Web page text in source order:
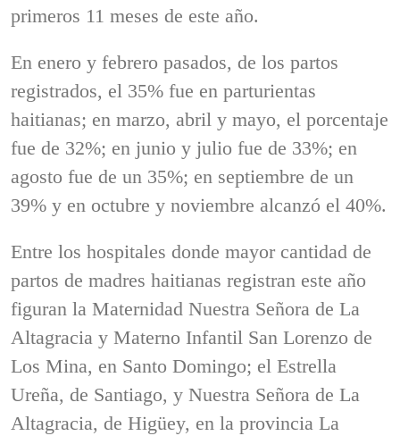
primeros 11 meses de este año.
En enero y febrero pasados, de los partos
registrados, el 35% fue en parturientas
haitianas; en marzo, abril y mayo, el porcentaje
fue de 32%; en junio y julio fue de 33%; en
agosto fue de un 35%; en septiembre de un
39% y en octubre y noviembre alcanzó el 40%.
Entre los hospitales donde mayor cantidad de
partos de madres haitianas registran este año
figuran la Maternidad Nuestra Señora de La
Altagracia y Materno Infantil San Lorenzo de
Los Mina, en Santo Domingo; el Estrella
Ureña, de Santiago, y Nuestra Señora de La
Altagracia, de Higüey, en la provincia La